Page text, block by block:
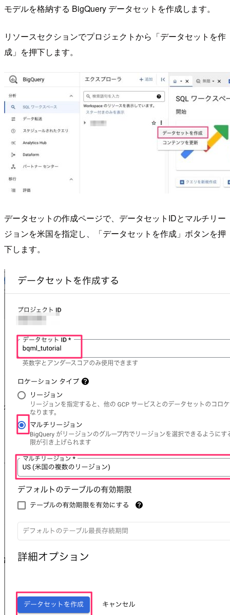
モデルを格納する BigQuery データセットを作成します。
リソースセクションでプロジェクトから「データセットを作
成」を押下します。
データセットの作成ページで、データセットIDとマルチリー
ジョンを米国を指定し、「データセットを作成」ボタンを押
下します。